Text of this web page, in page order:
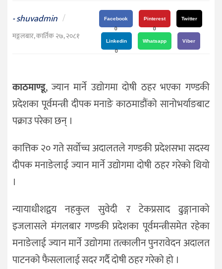
संस्कृति
विचार
-shuvadmin /
मङ्गलबार, कार्तिक २७, २०८१
Facebook
0
Pinterest
0
Twitter
Linkedin
0
Whatsapp Viber
काठमाण्डू, ज्यान मार्ने उद्योगमा दोषी ठहर भएका गण्डकी
प्रदेशका पूर्वमन्त्री दीपक मनाङे काठमाडौंको सानोभर्याङबाट
पक्राउ परेका छन् ।
कात्तिक २० गते सर्वोच्च अदालतले गण्डकी प्रदेशसभा सदस्य
दीपक मनाङेलाई ज्यान मार्ने उद्योगमा दोषी ठहर गरेको थियो
।
न्यायाधीशद्वय नहकुल सुवेदी र टेकप्रसाद ढुङ्गानाको
इजलासले मंगलबार गण्डकी प्रदेशका पूर्वमन्त्रीसमेत रहेका
मनाङेलाई ज्यान मार्ने उद्योगमा तत्कालीन पुनरावेदन अदालत
पाटनको फैसलालाई सदर गर्दै दोषी ठहर गरेको हो ।